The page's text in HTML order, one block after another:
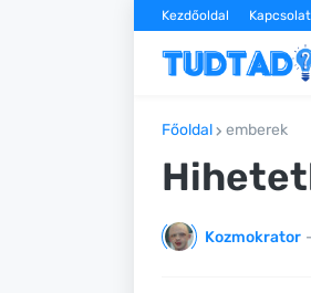
Kezdőoldal Kapcsolat
Főoldal emberek
Kozmokrator -